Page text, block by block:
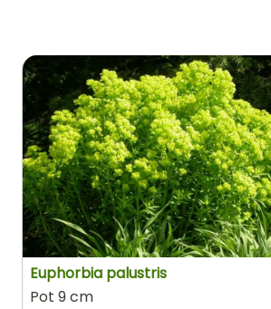
Euphorbia palustris
Pot 9 cm